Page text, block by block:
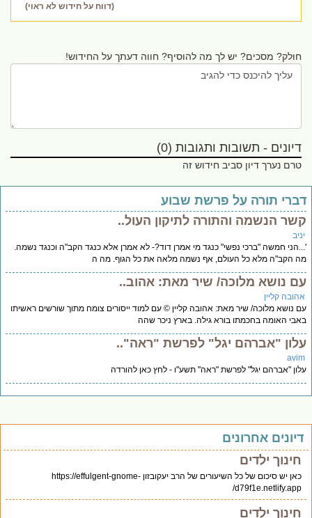
(דווח על חידוש לא ראוי)
חולק? מסכים? יש לך מה להוסיף? חווה דעתך על החידוש!
דיונים - תשובות ותגובות (0)
טרם נערך דיון סביב חידוש זה
תורה על פרשת שבוע
הנשמה והתורה לתיקון העול..
חמשה "ברכי נפשי" כנגד מי אמרן דוד?- לא אמרן אלא כנגד הקב"ה וכנגד נשמה.
הקב"ה מלא כל העולם, אף נשמה מלאה את כל הגוף. מה ה
נושא מלוכה/ שיר מאת: אהוב..
קליין
נושא מלוכה/ שיר מאת: אהובה קליין © עם למוד ייסורים צומח מתוך שורשים ראשיתו
האומה בחכמתו בורא גילה. בארץ ניכר שהה
"אברהם יגל" לפרשת "ראה"..
"אברהם יגל" לפרשת "ראה" תשע"ו - לחץ כאן להורדה
אחרונים
חינוך ילדים
כאן יש סיכום של כל השיעורים של הרב יעקובזון https://effulgent-gnome-
d79f1e.netlify.app/
חינוך ילדים